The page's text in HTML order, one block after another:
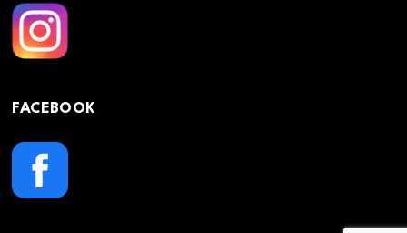
FACEBOOK